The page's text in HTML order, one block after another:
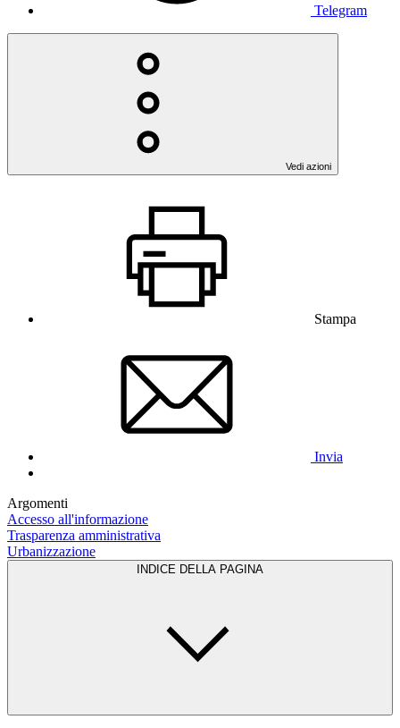
Telegram
Vedi azioni
Stampa
Invia
Argomenti
Accesso all'informazione
Trasparenza amministrativa
Urbanizzazione
INDICE DELLA PAGINA